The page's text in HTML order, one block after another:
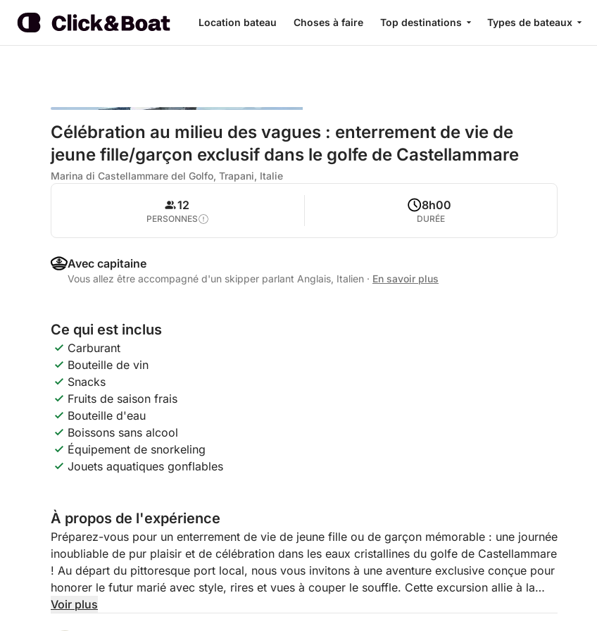
Location bateau Choses à faire Top destinations Types de bateaux
Célébration au milieu des vagues : enterrement de vie de
jeune fille/garçon exclusif dans le golfe de Castellammare
Marina di Castellammare del Golfo, Trapani, Italie
12
PERSONNES
8h00
DURÉE
Avec capitaine
Vous allez être accompagné d'un skipper parlant Anglais, Italien · En savoir plus
Ce qui est inclus
Carburant
Bouteille de vin
Snacks
Fruits de saison frais
Bouteille d'eau
Boissons sans alcool
Équipement de snorkeling
Jouets aquatiques gonflables
À propos de l'expérience
Préparez-vous pour un enterrement de vie de jeune fille ou de garçon mémorable : une journée
inoubliable de pur plaisir et de célébration dans les eaux cristallines du golfe de Castellammare
! Au départ du pittoresque port local, nous vous invitons à une aventure exclusive conçue pour
honorer le futur marié avec style, rires et vues à couper le souffle. Cette excursion allie à la
perfection la beauté sauvage de la Sicile, des moments de fête entre amis et des aventures
Voir plus